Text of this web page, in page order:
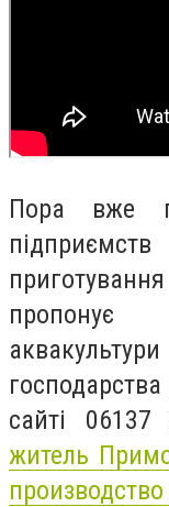
Пора вже
пропонує
сайті
житель